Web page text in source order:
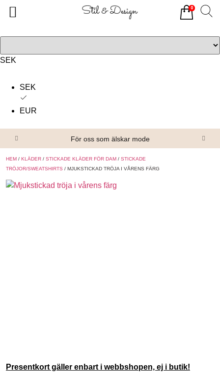
SEK
SEK
EUR
För oss som älskar mode
HEM / KLÄDER / STICKADE KLÄDER FÖR DAM / STICKADE
TRÖJOR/SWEATSHIRTS / MJUKSTICKAD TRÖJA I VÅRENS FÄRG
Presentkort gäller enbart i webbshopen, ej i butik!
0
Alla produkter
Om oss